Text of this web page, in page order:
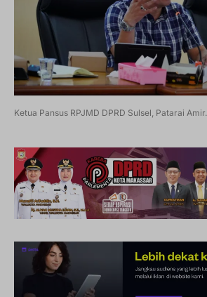
Ketua Pansus RPJMD DPRD Sulsel, Patarai Amir.